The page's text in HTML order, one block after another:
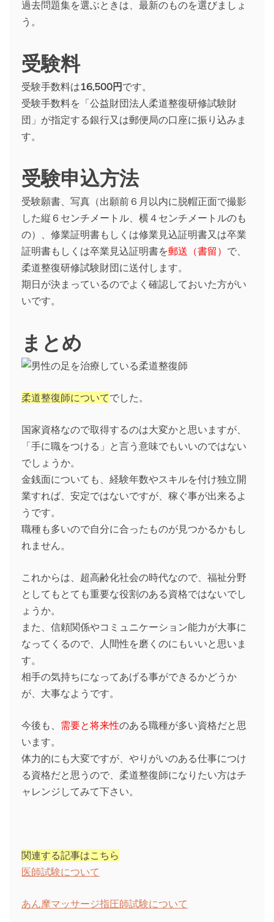
過去問題集を選ぶときは、最新のものを選びましょ
う。
受験料
受験手数料は16,500円です。
受験手数料を「公益財団法人柔道整復研修試験財
団」が指定する銀行又は郵便局の口座に振り込みま
す。
受験申込方法
受験願書、写真（出願前６月以内に脱帽正面で撮影
した縦６センチメートル、横４センチメートルのも
の）、修業証明書もしくは修業見込証明書又は卒業
証明書もしくは卒業見込証明書を郵送（書留） で、
柔道整復研修試験財団に送付します。
期日が決まっているのでよく確認しておいた方がい
いです。
まとめ
柔道整復師についてでした。
国家資格なので取得するのは大変かと思いますが、
「手に職をつける」と言う意味でもいいのではない
でしょうか。
金銭面についても、経験年数やスキルを付け独立開
業すれば、安定ではないですが、稼ぐ事が出来るよ
うです。
職種も多いので自分に合ったものが見つかるかもし
れません。
これからは、超高齢化社会の時代なので、福祉分野
としてもとても重要な役割のある資格ではないでし
ょうか。
また、信頼関係やコミュニケーション能力が大事に
なってくるので、人間性を磨くのにもいいと思いま
す。
相手の気持ちになってあげる事ができるかどうか
が、大事なようです。
今後も、 需要と将来性のある職種が多い資格だと思
います。
体力的にも大変ですが、やりがいのある仕事につけ
る資格だと思うので、柔道整復師になりたい方はチ
ャレンジしてみて下さい。
関連する記事はこちら
医師試験について
あん摩マッサージ指圧師試験について